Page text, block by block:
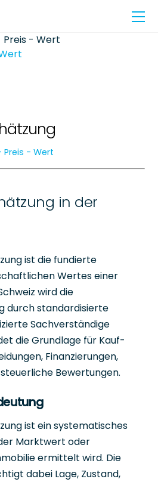
- Wert
- Wert
in der
ist die fundierte
Wertes einer
wird die
durch standardisierte
Sachverständige
die Grundlage für Kauf-
Finanzierungen,
Bewertungen.
ist ein systematisches
Marktwert oder
ermittelt wird. Die
dabei Lage, Zustand,